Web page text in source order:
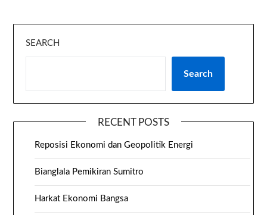
SEARCH
Search
RECENT POSTS
Reposisi Ekonomi dan Geopolitik Energi
Bianglala Pemikiran Sumitro
Harkat Ekonomi Bangsa